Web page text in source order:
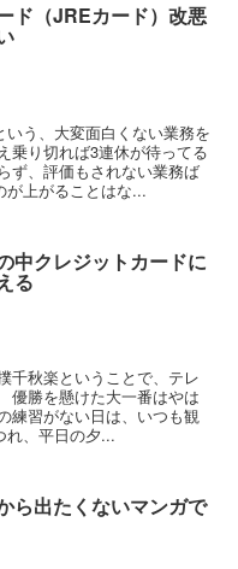
ド（JREカード）改悪
う、大変面白くない業務を
乗り切れば3連休が待ってる
ず、評価もされない業務ば
が上がることはな...
中クレジットカードに
る
千秋楽ということで、テレ
優勝を懸けた大一番はやは
練習がない日は、いつも観
れ、平日の夕...
ら出たくないマンガで